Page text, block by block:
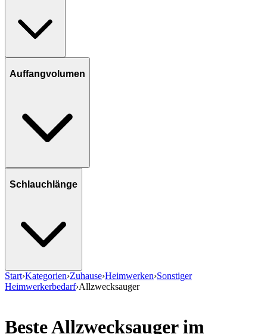
Auffangvolumen
Schlauchlänge
Start›Kategorien›Zuhause›Heimwerken›Sonstiger
Heimwerkerbedarf›Allzwecksauger
Beste Allzwecksauger im